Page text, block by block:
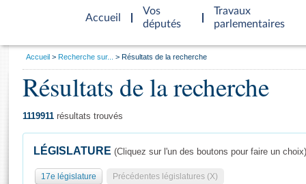
Accueil
d'accueil
Vos
députés
Travaux
parlementaires
Général
Vous
Accueil Recherche sur... Résultats de la recherche
Résultats de la recherche
1119911 résultats trouvés
LÉGISLATURE (Cliquez sur l'un des boutons pour faire un choix)
17e législature Précédentes législatures (X)